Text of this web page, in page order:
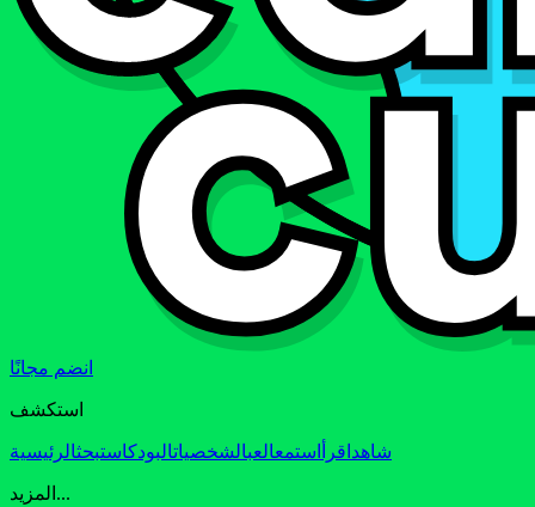
انضم مجانًا
استكشف
شاهد اقرأ استمعالعبالشخصياتالبودكاستبحثالرئيسية
المزيد...